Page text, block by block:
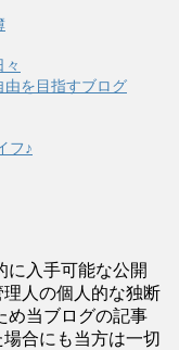
由を目指すブログ
フ♪
に入手可能な公開
人の個人的な独断
め当ブログの記事
合にも当方は一切